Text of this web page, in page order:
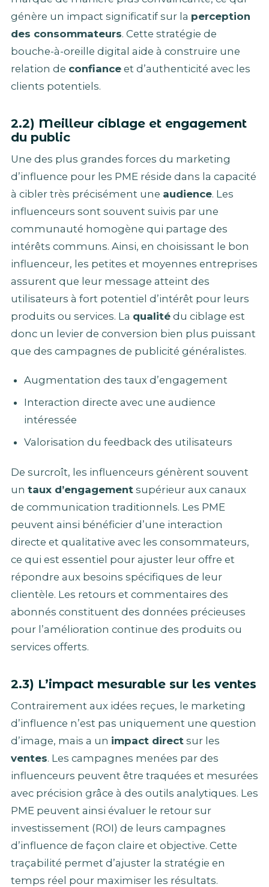
génère un impact significatif sur la perception
des consommateurs. Cette stratégie de
bouche-à-oreille digital aide à construire une
relation de confiance et d’authenticité avec les
clients potentiels.
2.2) Meilleur ciblage et engagement
du public
Une des plus grandes forces du marketing
d’influence pour les PME réside dans la capacité
à cibler très précisément une audience. Les
influenceurs sont souvent suivis par une
communauté homogène qui partage des
intérêts communs. Ainsi, en choisissant le bon
influenceur, les petites et moyennes entreprises
assurent que leur message atteint des
utilisateurs à fort potentiel d’intérêt pour leurs
produits ou services. La qualité du ciblage est
donc un levier de conversion bien plus puissant
que des campagnes de publicité généralistes.
Augmentation des taux d’engagement
Interaction directe avec une audience
intéressée
Valorisation du feedback des utilisateurs
De surcroît, les influenceurs génèrent souvent
un taux d’engagement supérieur aux canaux
de communication traditionnels. Les PME
peuvent ainsi bénéficier d’une interaction
directe et qualitative avec les consommateurs,
ce qui est essentiel pour ajuster leur offre et
répondre aux besoins spécifiques de leur
clientèle. Les retours et commentaires des
abonnés constituent des données précieuses
pour l’amélioration continue des produits ou
services offerts.
2.3) L’impact mesurable sur les ventes
Contrairement aux idées reçues, le marketing
d’influence n’est pas uniquement une question
d’image, mais a un impact direct sur les
ventes. Les campagnes menées par des
influenceurs peuvent être traquées et mesurées
avec précision grâce à des outils analytiques. Les
PME peuvent ainsi évaluer le retour sur
investissement (ROI) de leurs campagnes
d’influence de façon claire et objective. Cette
traçabilité permet d’ajuster la stratégie en
temps réel pour maximiser les résultats.